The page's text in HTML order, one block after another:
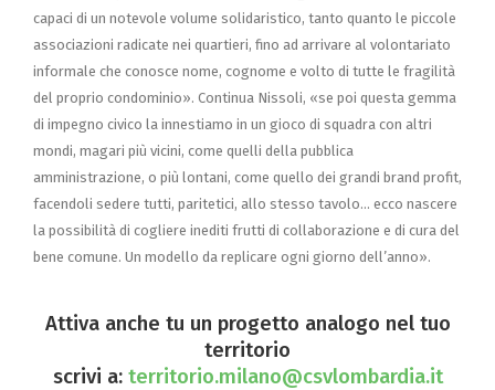
capaci di un notevole volume solidaristico, tanto quanto le piccole
associazioni radicate nei quartieri, fino ad arrivare al volontariato
informale che conosce nome, cognome e volto di tutte le fragilità
del proprio condominio». Continua Nissoli, «se poi questa gemma
di impegno civico la innestiamo in un gioco di squadra con altri
mondi, magari più vicini, come quelli della pubblica
amministrazione, o più lontani, come quello dei grandi brand profit,
facendoli sedere tutti, paritetici, allo stesso tavolo… ecco nascere
la possibilità di cogliere inediti frutti di collaborazione e di cura del
bene comune. Un modello da replicare ogni giorno dell’anno».
Attiva anche tu un progetto analogo nel tuo
territorio
scrivi a: territorio.milano@csvlombardia.it